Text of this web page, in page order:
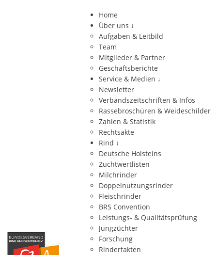
Home
Über uns ↓
Aufgaben & Leitbild
Team
Mitglieder & Partner
Geschäftsberichte
Service & Medien ↓
Newsletter
Verbandszeitschriften & Infos
Rassebroschüren & Weideschilder
Zahlen & Statistik
Rechtsakte
Rind ↓
Deutsche Holsteins
Zuchtwertlisten
Milchrinder
Doppelnutzungsrinder
Fleischrinder
BRS Convention
Leistungs- & Qualitätsprüfung
Jungzüchter
Forschung
Rinderfakten